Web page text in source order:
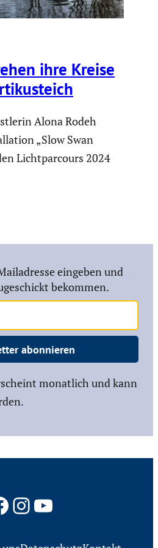
ihre Kreise
Alona Rodeh
„Slow Swan
Lichtparcours 2024
eingeben und
bekommen.
abonnieren
monatlich und kann
Instagram
YouTube